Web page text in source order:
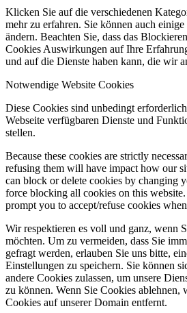
Klicken Sie auf die verschiedenen
mehr zu erfahren. Sie können auch
ändern. Beachten Sie, dass das
Cookies Auswirkungen auf Ihre
und auf die Dienste haben kann, die wir
Notwendige Website Cookies
Diese Cookies sind unbedingt
Webseite verfügbaren Dienste und
stellen.
Because these cookies are strictly
refusing them will have impact how our
can block or delete cookies by changing
force blocking all cookies on this
prompt you to accept/refuse cookies
Wir respektieren es voll und ganz, wenn
möchten. Um zu vermeiden, dass Sie
gefragt werden, erlauben Sie uns bitte,
Einstellungen zu speichern. Sie können
andere Cookies zulassen, um unsere
zu können. Wenn Sie Cookies ablehnen,
Cookies auf unserer Domain entfernt.